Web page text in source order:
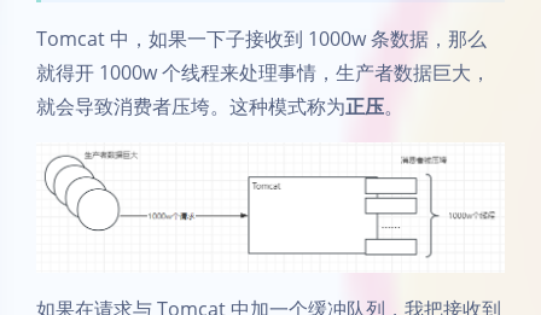
Tomcat 中，如果一下子接收到 1000w 条数据，那么
就得开 1000w 个线程来处理事情，生产者数据巨大，
就会导致消费者压垮。这种模式称为正压。
如果在请求与 Tomcat 中加一个缓冲队列，我把接收到